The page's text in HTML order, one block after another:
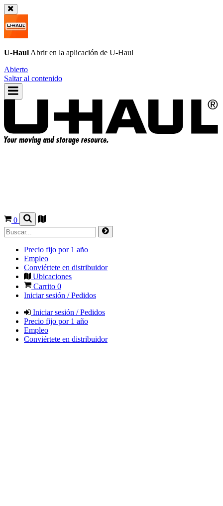
U-Haul Abrir en la aplicación de U-Haul
Abierto
Saltar al contenido
0
Precio fijo por 1 año
Empleo
Conviértete en distribuidor
Ubicaciones
Carrito 0
Iniciar sesión / Pedidos
Iniciar sesión / Pedidos
Precio fijo por 1 año
Empleo
Conviértete en distribuidor